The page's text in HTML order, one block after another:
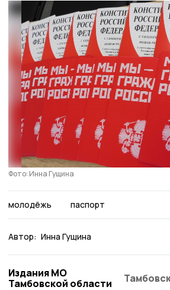
Фото: Инна Гущина
молодёжь паспорт
Автор: Инна Гущина
Издания МО
Тамбовской области